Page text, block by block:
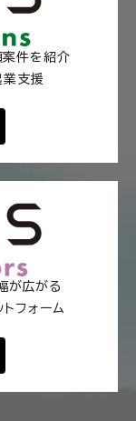
案件を紹介
業支援
が広がる
フォーム